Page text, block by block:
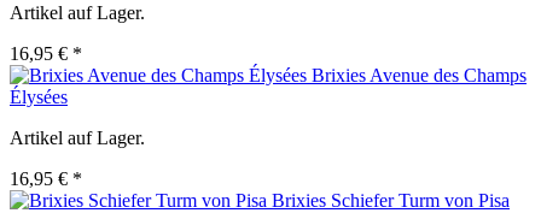
Artikel auf Lager.
16,95 € *
Brixies Avenue des Champs
Élysées
Artikel auf Lager.
16,95 € *
Brixies Schiefer Turm von Pisa